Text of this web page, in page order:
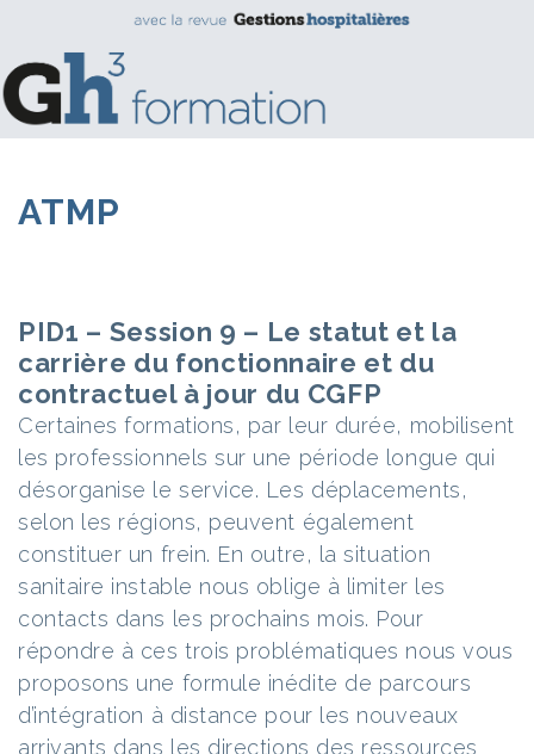
ATMP
PID1 – Session 9 – Le statut et la
carrière du fonctionnaire et du
contractuel à jour du CGFP
Certaines formations, par leur durée, mobilisent
les professionnels sur une période longue qui
désorganise le service. Les déplacements,
selon les régions, peuvent également
constituer un frein. En outre, la situation
sanitaire instable nous oblige à limiter les
contacts dans les prochains mois. Pour
répondre à ces trois problématiques nous vous
proposons une formule inédite de parcours
d’intégration à distance pour les nouveaux
arrivants dans les directions des ressources